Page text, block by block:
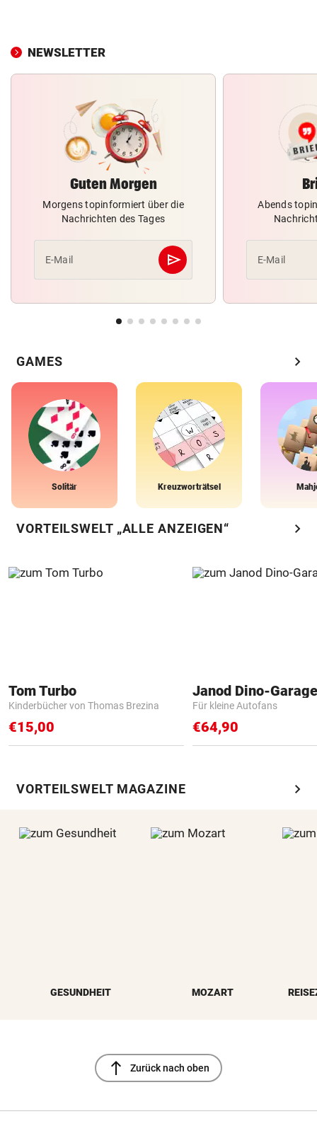
NEWSLETTER
Guten Morgen
Morgens topinformiert über die
Nachrichten des Tages
E-Mail send
Abschicken
Abends
E-Mail
GAMES chevron_right
Solitär Kreuzworträtsel
VORTEILSWELT „ALLE ANZEIGEN“ chevron_right
Tom Turbo
Kinderbücher von Thomas Brezina
€15,00
Janod Dino-Garage
Für kleine Autofans
€64,90
VORTEILSWELT MAGAZINE chevron_right
GESUNDHEIT MOZART
north Zurück nach oben